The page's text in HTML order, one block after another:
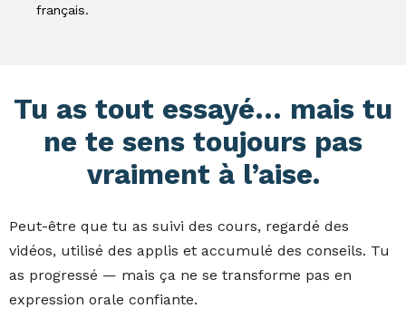
français.
Tu as tout essayé… mais tu
ne te sens toujours pas
vraiment à l’aise.
Peut-être que tu as suivi des cours, regardé des
vidéos, utilisé des applis et accumulé des conseils. Tu
as progressé — mais ça ne se transforme pas en
expression orale confiante.